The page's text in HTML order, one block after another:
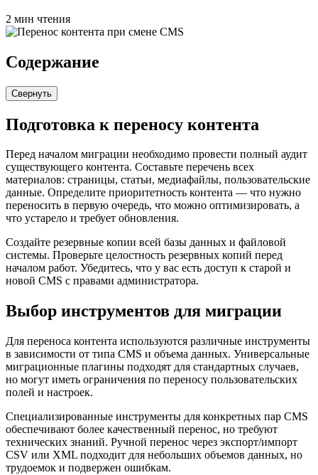
2 мин чтения
Содержание
Свернуть
Подготовка к переносу контента
Перед началом миграции необходимо провести полный аудит
существующего контента. Составьте перечень всех
материалов: страницы, статьи, медиафайлы, пользовательские
данные. Определите приоритетность контента — что нужно
переносить в первую очередь, что можно оптимизировать, а
что устарело и требует обновления.
Создайте резервные копии всей базы данных и файловой
системы. Проверьте целостность резервных копий перед
началом работ. Убедитесь, что у вас есть доступ к старой и
новой CMS с правами администратора.
Выбор инструментов для миграции
Для переноса контента используются различные инструменты
в зависимости от типа CMS и объема данных. Универсальные
миграционные плагины подходят для стандартных случаев,
но могут иметь ограничения по переносу пользовательских
полей и настроек.
Специализированные инструменты для конкретных пар CMS
обеспечивают более качественный перенос, но требуют
технических знаний. Ручной перенос через экспорт/импорт
CSV или XML подходит для небольших объемов данных, но
трудоемок и подвержен ошибкам.